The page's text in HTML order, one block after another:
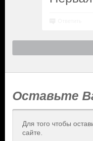
Оставьте
Для того чтобы
сайте.